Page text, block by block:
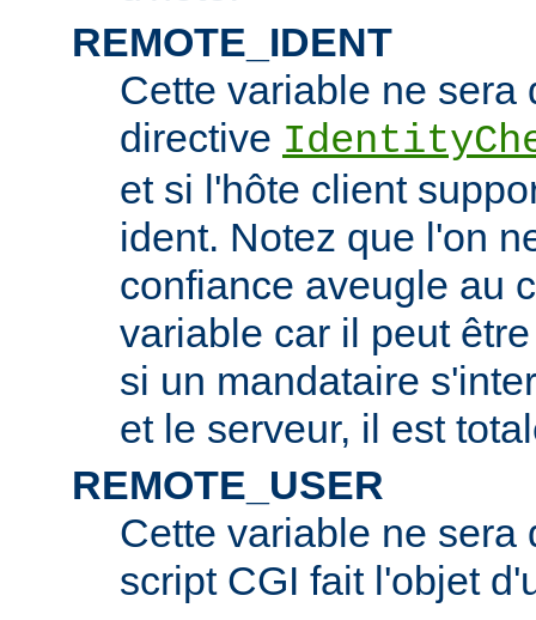
REMOTE_IDENT
Cette variable ne sera
directive
et si l'hôte client
ident. Notez que l'on
confiance aveugle au
variable car il peut
si un mandataire
et le serveur, il est
REMOTE_USER
Cette variable ne sera
script CGI fait l'objet